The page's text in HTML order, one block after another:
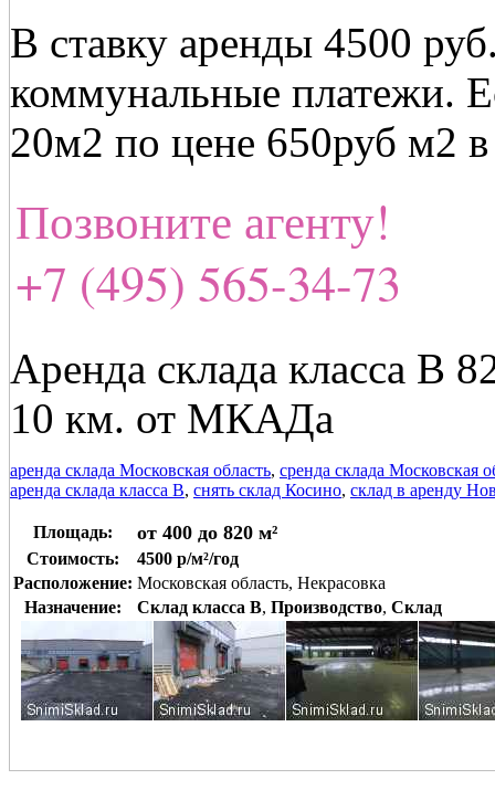
В ставку аренды 4500
коммунальные платежи.
20м2 по цене 650руб м2
Позвоните агенту!
+7 (495) 565-34-73
Аренда склада класса В
10 км. от МКАДа
аренда склада Московская область, сренда склада Московская
аренда склада класса В, снять склад Косино, склад в аренду
Площадь: от 400 до 820 м²
Стоимость:
4500 р/м²/год
Расположение: Московская область, Некрасовка
Назначение:
Склад класса B, Производство, Склад